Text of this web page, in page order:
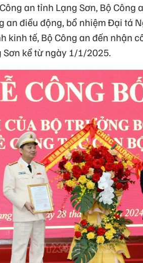
an tỉnh Lạng Sơn, Bộ Công
an điều động, bổ nhiệm Đại tá
kinh tế, Bộ Công an đến nhận
kể từ ngày 1/1/2025.